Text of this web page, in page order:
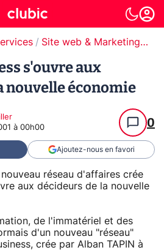
Site web & Marketing Digital
s'ouvre aux
nouvelle économie
à 00h00 0
Ajoutez-nous en favori
nouveau réseau d'affaires crée
aux décideurs de la nouvelle
de l'immatériel et des
d'un nouveau "réseau"
crée par Alban TAPIN à